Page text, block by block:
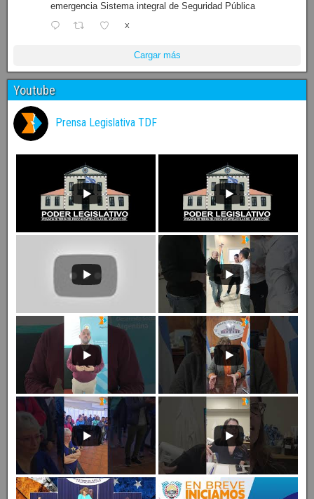
emergencia Sistema integral de Seguridad Pública
X
Cargar más
Youtube
Prensa Legislativa TDF